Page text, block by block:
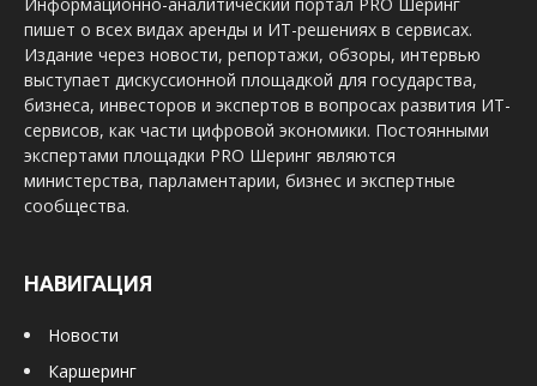
пишет о всех видах аренды и ИТ-решениях в сервисах.
Издание через новости, репортажи, обзоры, интервью
выступает дискуссионной площадкой для государства,
бизнеса, инвесторов и экспертов в вопросах развития ИТ-
сервисов, как части цифровой экономики. Постоянными
экспертами площадки PRO Шеринг являются
министерства, парламентарии, бизнес и экспертные
сообщества.
НАВИГАЦИЯ
Новости
Каршеринг